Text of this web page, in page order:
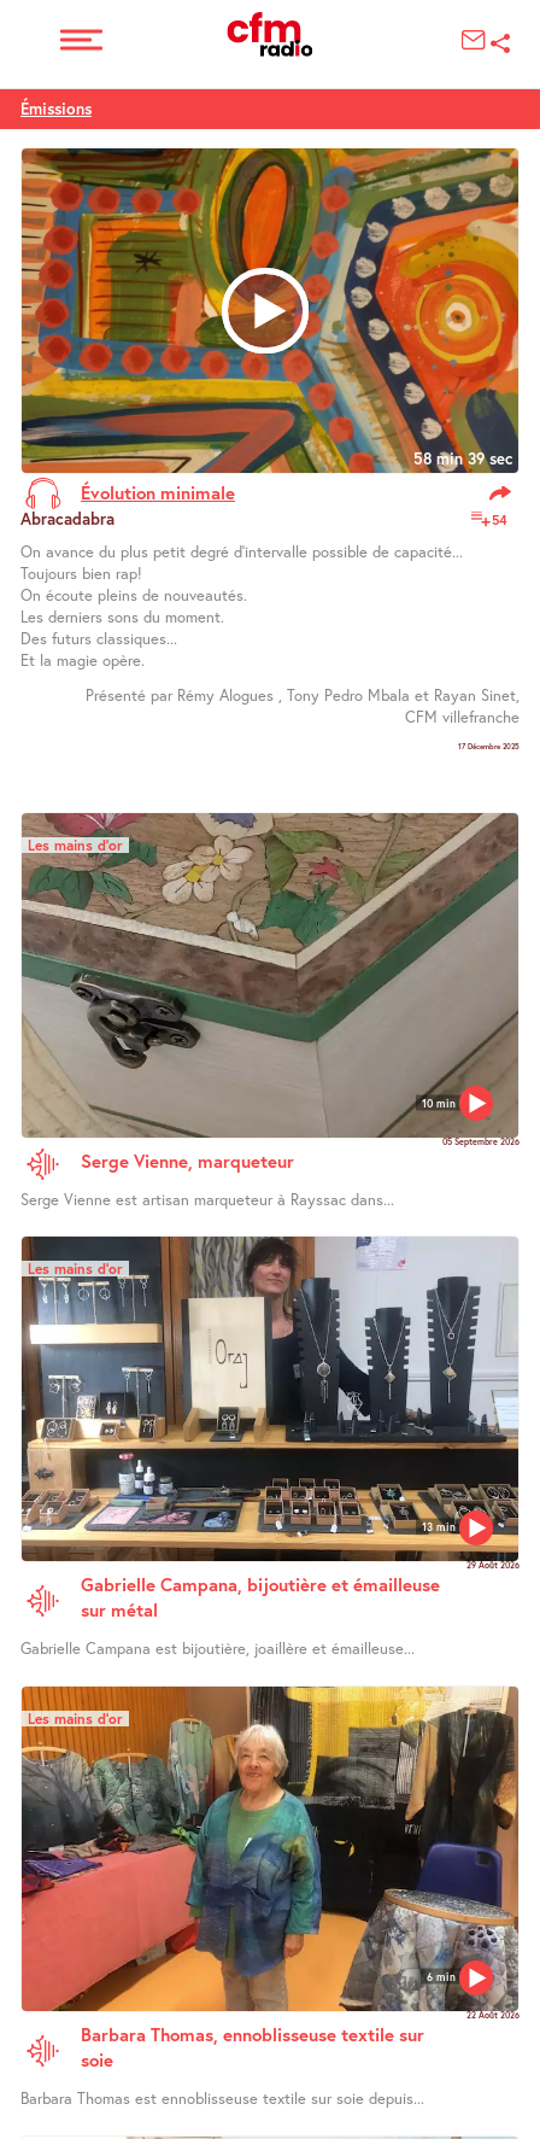
Émissions
58 min 39 sec
Évolution minimale
54
Abracadabra
On avance du plus petit degré d’intervalle possible de capacité...
Toujours bien rap!
On écoute pleins de nouveautés.
Les derniers sons du moment.
Des futurs classiques...
Et la magie opère.
Présenté par Rémy Alogues , Tony Pedro Mbala et Rayan Sinet,
CFM villefranche
17 Décembre 2025
10 min
Les mains d’or
05 Septembre 2026
Serge Vienne, marqueteur
Serge Vienne est artisan marqueteur à Rayssac dans...
13 min
Les mains d’or
29 Août 2026
Gabrielle Campana, bijoutière et émailleuse
sur métal
Gabrielle Campana est bijoutière, joaillère et émailleuse...
6 min
Les mains d’or
22 Août 2026
Barbara Thomas, ennoblisseuse textile sur
soie
Barbara Thomas est ennoblisseuse textile sur soie depuis...